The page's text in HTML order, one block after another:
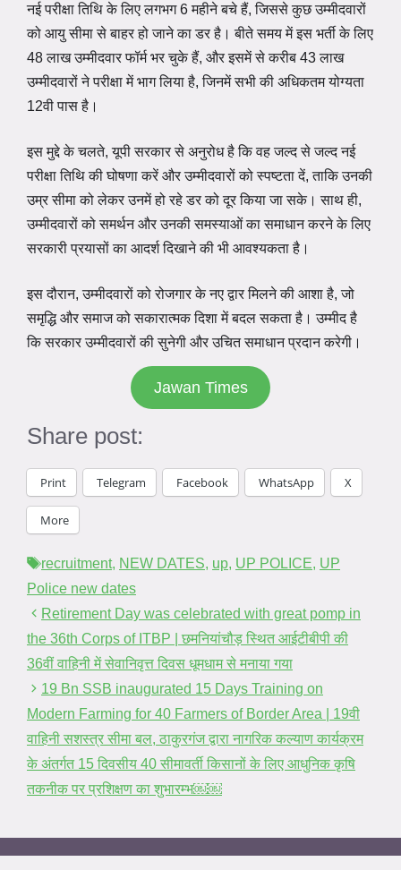
नई परीक्षा तिथि के लिए लगभग 6 महीने बचे हैं, जिससे कुछ उम्मीदवारों
को आयु सीमा से बाहर हो जाने का डर है। बीते समय में इस भर्ती के लिए
48 लाख उम्मीदवार फॉर्म भर चुके हैं, और इसमें से करीब 43 लाख
उम्मीदवारों ने परीक्षा में भाग लिया है, जिनमें सभी की अधिकतम योग्यता
12वी पास है।
इस मुद्दे के चलते, यूपी सरकार से अनुरोध है कि वह जल्द से जल्द नई
परीक्षा तिथि की घोषणा करें और उम्मीदवारों को स्पष्टता दें, ताकि उनकी
उम्र सीमा को लेकर उनमें हो रहे डर को दूर किया जा सके। साथ ही,
उम्मीदवारों को समर्थन और उनकी समस्याओं का समाधान करने के लिए
सरकारी प्रयासों का आदर्श दिखाने की भी आवश्यकता है।
इस दौरान, उम्मीदवारों को रोजगार के नए द्वार मिलने की आशा है, जो
समृद्धि और समाज को सकारात्मक दिशा में बदल सकता है। उम्मीद है
कि सरकार उम्मीदवारों की सुनेगी और उचित समाधान प्रदान करेगी।
Jawan Times
Share post:
Print Telegram Facebook WhatsApp X
More
Tags
recruitment, NEW DATES, up, UP POLICE, UP
Police new dates
Retirement Day was celebrated with great pomp in
the 36th Corps of ITBP | छमनियांचौड़ स्थित आईटीबीपी की
36वीं वाहिनी में सेवानिवृत्त दिवस धूमधाम से मनाया गया
19 Bn SSB inaugurated 15 Days Training on
Modern Farming for 40 Farmers of Border Area | 19वी
वाहिनी सशस्त्र सीमा बल, ठाकुरगंज द्वारा नागरिक कल्याण कार्यक्रम
के अंतर्गत 15 दिवसीय 40 सीमावर्ती किसानों के लिए आधुनिक कृषि
तकनीक पर प्रशिक्षण का शुभारम्भ￼￼